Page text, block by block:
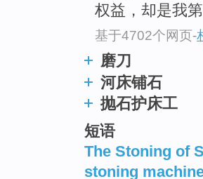
权益，却是我
基于4702个网页-
磨刀
河床铺石
抛石护床工
短语
The Stoning of
stoning